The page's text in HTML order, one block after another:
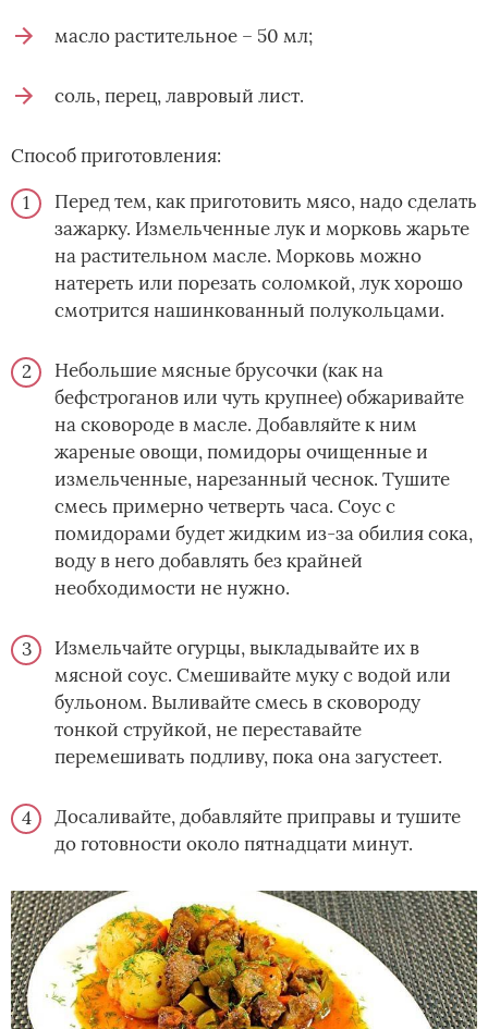
масло растительное – 50 мл;
соль, перец, лавровый лист.
Способ приготовления:
Перед тем, как приготовить мясо, надо сделать
зажарку. Измельченные лук и морковь жарьте
на растительном масле. Морковь можно
натереть или порезать соломкой, лук хорошо
смотрится нашинкованный полукольцами.
Небольшие мясные брусочки (как на
бефстроганов или чуть крупнее) обжаривайте
на сковороде в масле. Добавляйте к ним
жареные овощи, помидоры очищенные и
измельченные, нарезанный чеснок. Тушите
смесь примерно четверть часа. Соус с
помидорами будет жидким из-за обилия сока,
воду в него добавлять без крайней
необходимости не нужно.
Измельчайте огурцы, выкладывайте их в
мясной соус. Смешивайте муку с водой или
бульоном. Выливайте смесь в сковороду
тонкой струйкой, не переставайте
перемешивать подливу, пока она загустеет.
Досаливайте, добавляйте приправы и тушите
до готовности около пятнадцати минут.